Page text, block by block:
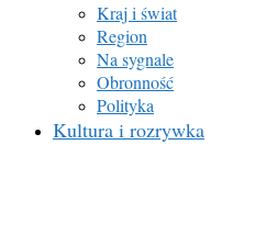
Kraj i świat
Region
Na sygnale
Obronność
Polityka
Kultura i rozrywka